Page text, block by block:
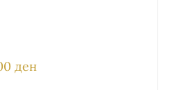
денCurrent